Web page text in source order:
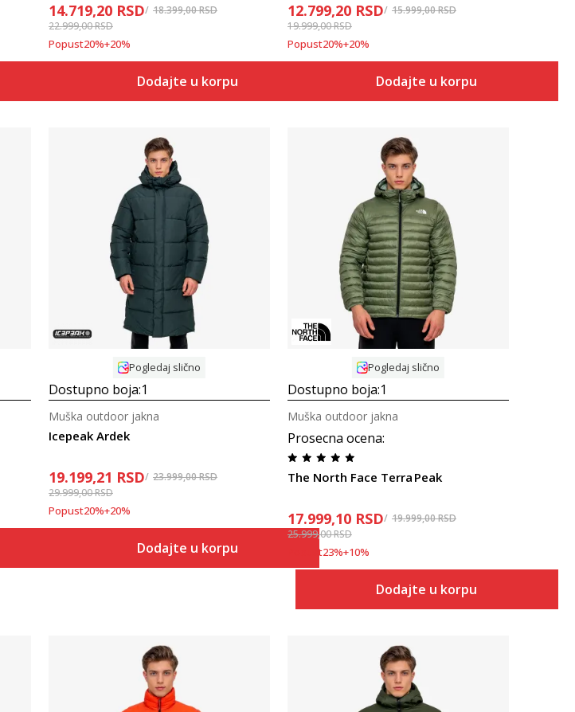
14.719,20 RSD 18.399,00RSD
22.999,00RSD
Popust20%+20%
Dodajte u korpu
12.799,20 RSD 15.999,00RSD
19.999,00RSD
Popust20%+20%
Dodajte u korpu
Uporedi
Pogledaj slično
Dostupno boja:1
Icepeak Ardek
Muška outdoor jakna
19.199,21 RSD 23.999,00RSD
29.999,00RSD
Popust20%+20%
Dodajte u korpu
Uporedi
Pogledaj slično
Dostupno boja:1
Prosecna ocena:
The North Face Terra Peak
Muška outdoor jakna
17.999,10 RSD 19.999,00RSD
25.999,00RSD
Popust23%+10%
Dodajte u korpu